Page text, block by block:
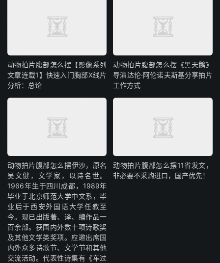
动物拍片腹部怎么摆【影像系列
文章连载1】快速入门胸部X线片
分析：总论
动物拍片腹部怎么摆《黑天鹅》
导演达伦·阿伦诺夫斯基分享拍片
工作方式
动物拍片腹部怎么摆​伊沙，原名
吴文健，文学家，以诗名世。
1966年生于四川成都，1989年
毕业于北京师范大学中文系，毕
业后于西安外国语大学任教至
今。现已出版著、译、编作品一
百余部。获国内外数十项诗歌奖
及其他文学类奖项。应邀出席国
内外众多诗歌节、文学节和其他
交流活动。代表性诗集有《车过
动物拍片腹部怎么摆11省发文，
非必要不采购进口，国产优先！